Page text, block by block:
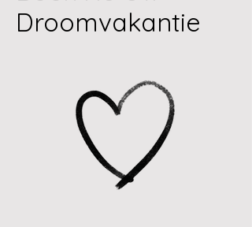
Droomvakantie